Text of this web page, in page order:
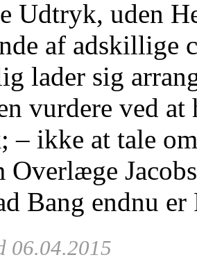
Udtryk, uden
af adskillige
lader sig
vurdere ved
ikke at tale
Overlæge
Bang endnu
06.04.2015